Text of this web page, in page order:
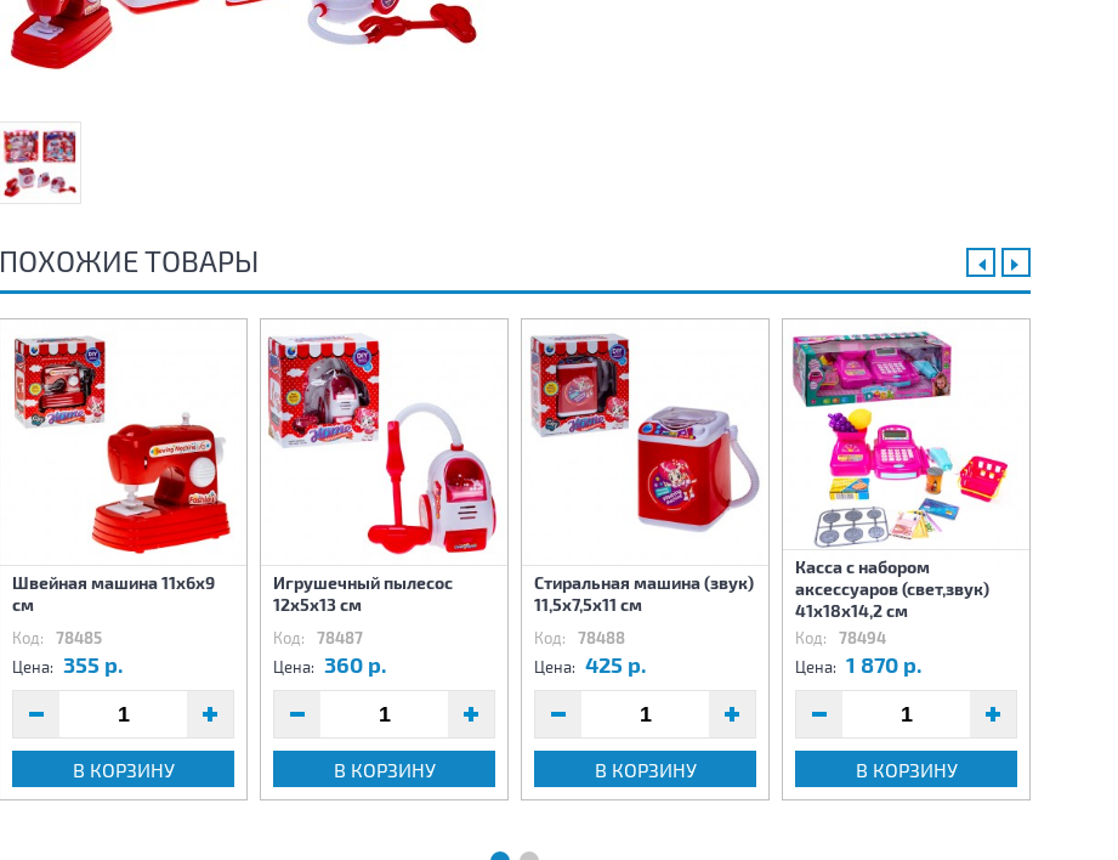
ПОХОЖИЕ ТОВАРЫ
Швейная машина 11х6х9
см
Код: 78485
Цена: 355 р.
В КОРЗИНУ
Игрушечный пылесос
12х5х13 см
Код: 78487
Цена: 360 р.
В КОРЗИНУ
Стиральная машина (звук)
11,5х7,5х11 см
Код: 78488
Цена: 425 р.
В КОРЗИНУ
Касса с набором
аксессуаров (свет,звук)
41х18х14,2 см
Код: 78494
Цена: 1 870 р.
В КОРЗИНУ